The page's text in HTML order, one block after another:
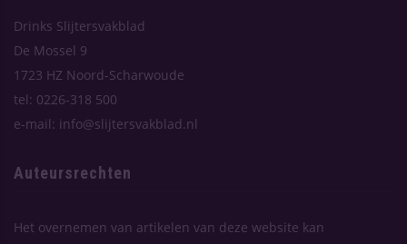
Drinks Slijtersvakblad
De Mossel 9
1723 HZ Noord-Scharwoude
tel: 0226-318 500
e-mail: info@slijtersvakblad.nl
Auteursrechten
Het overnemen van artikelen van deze website kan